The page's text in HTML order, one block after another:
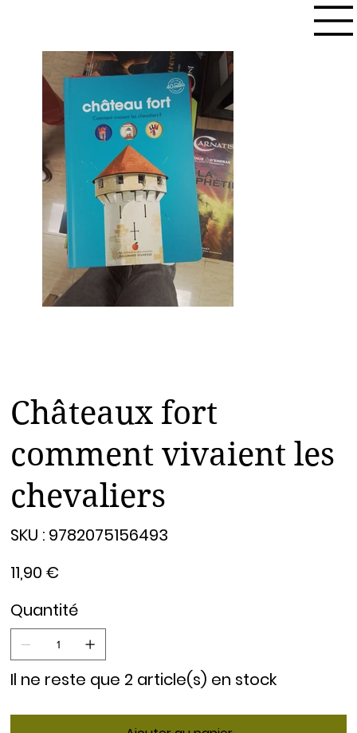
Châteaux fort
comment vivaient les
chevaliers
SKU : 9782075156493
9782075156493
11,90 €
Quantité
Il ne reste que 2 article(s) en stock